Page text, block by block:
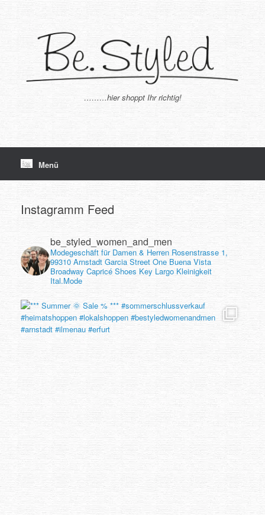
………hier shoppt Ihr richtig!
Menü
Instagramm Feed
be_styled_women_and_men
Modegeschäft für Damen & Herren Rosenstrasse 1,
99310 Arnstadt Garcia Street One Buena Vista
Broadway Capricé Shoes Key Largo Kleinigkeit
Ital.Mode